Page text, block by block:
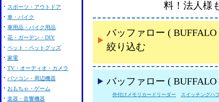
料！法人様
バッファロー (
絞り込む
バッファロー (
外付けメモリカードリーダー スイッチングハ
スポーツ・アウトドア
車・バイク
車用品・バイク用品
花・ガーデン・DIY
ペット・ペットグッズ
家電
TV・オーディオ・カメラ
パソコン・周辺機器
おもちゃ・ゲーム
楽器・音響機器